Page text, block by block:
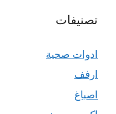
تصنيفات
ادوات صحية
ارفف
اصباغ